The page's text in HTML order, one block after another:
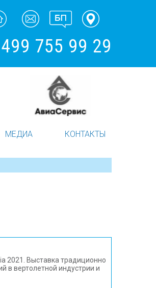
755 99 29
МЕДИА КОНТАКТЫ
2021. Выставка традиционно
в вертолетной индустрии и